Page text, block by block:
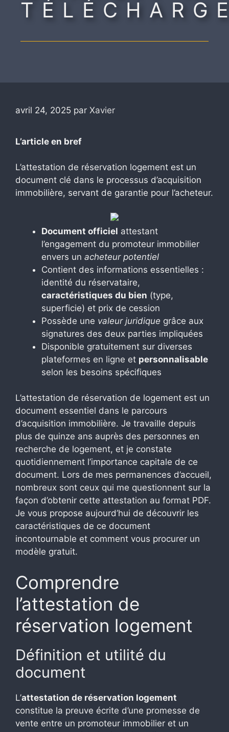
avril 24, 2025 par Xavier
L’article en bref
L’attestation de réservation logement est un
document clé dans le processus d’acquisition
immobilière, servant de garantie pour l’acheteur.
Document officiel attestant
l’engagement du promoteur immobilier
envers un acheteur potentiel
Contient des informations essentielles :
identité du réservataire,
caractéristiques du bien (type,
superficie) et prix de cession
Possède une valeur juridique grâce aux
signatures des deux parties impliquées
Disponible gratuitement sur diverses
plateformes en ligne et personnalisable
selon les besoins spécifiques
L’attestation de réservation de logement est un
document essentiel dans le parcours
d’acquisition immobilière. Je travaille depuis
plus de quinze ans auprès des personnes en
recherche de logement, et je constate
quotidiennement l’importance capitale de ce
document. Lors de mes permanences d’accueil,
nombreux sont ceux qui me questionnent sur la
façon d’obtenir cette attestation au format PDF.
Je vous propose aujourd’hui de découvrir les
caractéristiques de ce document
incontournable et comment vous procurer un
modèle gratuit.
Comprendre
l’attestation de
réservation logement
Définition et utilité du
document
L’attestation de réservation logement
constitue la preuve écrite d’une promesse de
vente entre un promoteur immobilier et un